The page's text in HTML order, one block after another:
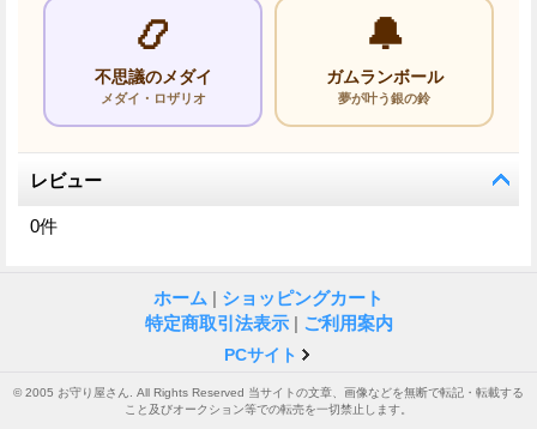
📿
不思議のメダイ
メダイ・ロザリオ
🔔
ガムランボール
夢が叶う銀の鈴
レビュー
0件
ホーム | ショッピングカート
特定商取引法表示 | ご利用案内
PCサイト
© 2005 お守り屋さん. All Rights Reserved 当サイトの文章、画像などを無断で転記・転載する
こと及びオークション等での転売を一切禁止します。